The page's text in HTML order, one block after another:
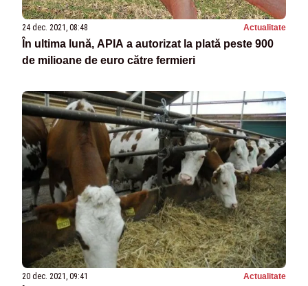
24 dec. 2021, 08:48 Actualitate
În ultima lună, APIA a autorizat la plată peste 900
de milioane de euro către fermieri
20 dec. 2021, 09:41 Actualitate